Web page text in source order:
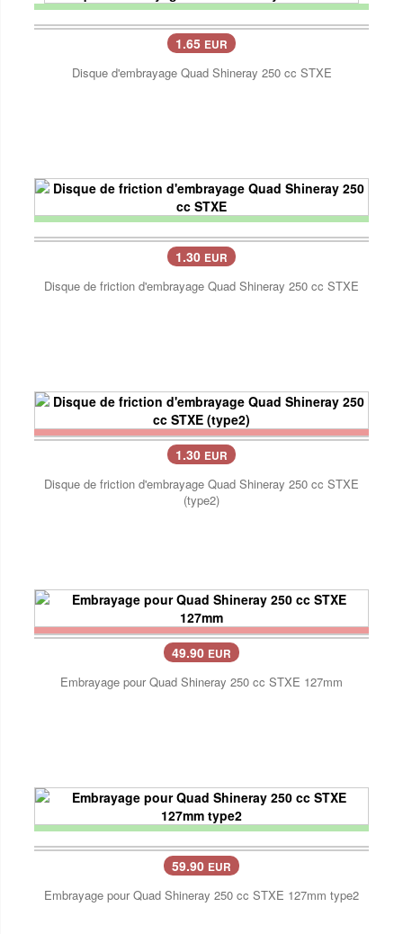
1.65 EUR
Disque d'embrayage Quad Shineray 250 cc STXE
1.30 EUR
Disque de friction d'embrayage Quad Shineray 250 cc STXE
1.30 EUR
Disque de friction d'embrayage Quad Shineray 250 cc STXE
(type2)
49.90 EUR
Embrayage pour Quad Shineray 250 cc STXE 127mm
59.90 EUR
Embrayage pour Quad Shineray 250 cc STXE 127mm type2